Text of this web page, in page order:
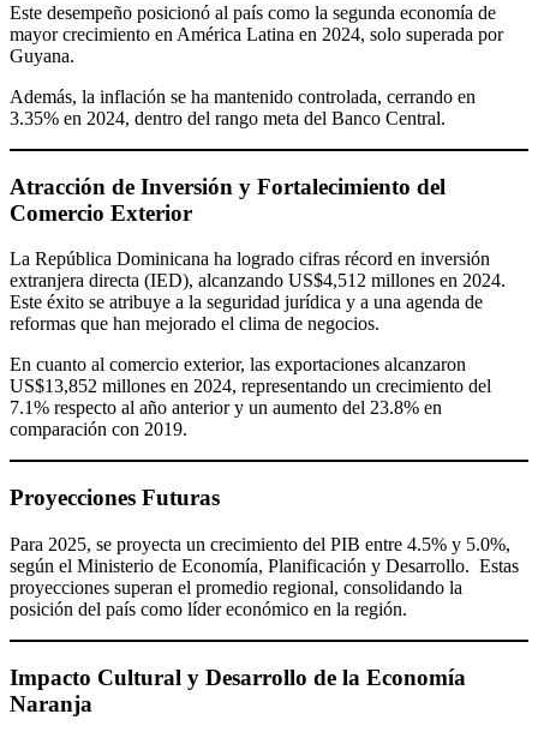
Este desempeño posicionó al país como la segunda economía de
mayor crecimiento en América Latina en 2024, solo superada por
Guyana.
Además, la inflación se ha mantenido controlada, cerrando en
3.35% en 2024, dentro del rango meta del Banco Central.
Atracción de Inversión y Fortalecimiento del
Comercio Exterior
La República Dominicana ha logrado cifras récord en inversión
extranjera directa (IED), alcanzando US$4,512 millones en 2024.
Este éxito se atribuye a la seguridad jurídica y a una agenda de
reformas que han mejorado el clima de negocios.
En cuanto al comercio exterior, las exportaciones alcanzaron
US$13,852 millones en 2024, representando un crecimiento del
7.1% respecto al año anterior y un aumento del 23.8% en
comparación con 2019.
Proyecciones Futuras
Para 2025, se proyecta un crecimiento del PIB entre 4.5% y 5.0%,
según el Ministerio de Economía, Planificación y Desarrollo. Estas
proyecciones superan el promedio regional, consolidando la
posición del país como líder económico en la región.
Impacto Cultural y Desarrollo de la Economía
Naranja